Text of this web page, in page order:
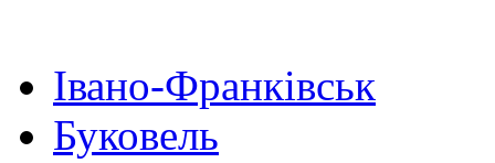
Івано-Франківськ
Буковель